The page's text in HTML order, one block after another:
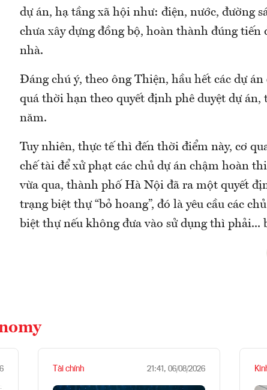
dự án, hạ tầng xã hội như: điện, nước, đường
chưa xây dựng đồng bộ, hoàn thành đúng tiến
nhà.
Đáng chú ý, theo ông Thiện, hầu hết các dự
quá thời hạn theo quyết định phê duyệt dự án,
năm.
Tuy nhiên, thực tế thì đến thời điểm này, cơ
chế tài để xử phạt các chủ dự án chậm hoàn
vừa qua, thành phố Hà Nội đã ra một quyết
trạng biệt thự “bỏ hoang”, đó là yêu cầu các
biệt thự nếu không đưa vào sử dụng thì phải...
Tài chính 21:41, 06/08/2026